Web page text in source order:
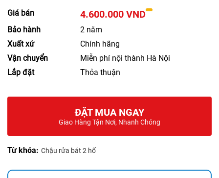
Giá bán 4.600.000 VND
Bảo hành
2 năm
Xuất xứ
Chính hãng
Vận chuyển
Miễn phí nội thành Hà Nội
Lắp đặt
Thỏa thuận
ĐẶT MUA NGAY
Giao Hàng Tận Nơi, Nhanh Chóng
Từ khóa: Chậu rửa bát 2 hố